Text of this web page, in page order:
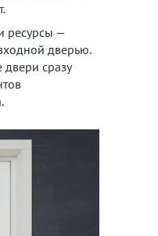
ресурсы —
дверью.
сразу